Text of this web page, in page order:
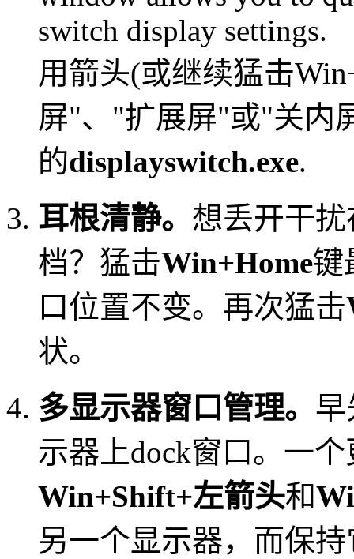
用箭头(或继续猛击
屏"、"扩展屏"或"关内
的displayswitch.exe.
耳根清静。 想丢开干
档？猛击Win+Home键
口位置不变。再次猛击
状。
多显示器窗口管理。 早
示器上dock窗口。一
Win+Shift+左箭头和
另一个显示器，而保